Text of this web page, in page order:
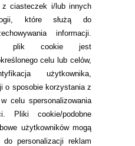
ciasteczek i/lub innych
które służą do
informacji.
plik cookie jest
celu lub celów,
użytkownika,
o sposobie korzystania z
celu spersonalizowania
Pliki cookie/podobne
użytkowników mogą
do personalizacji reklam
34,99 pln